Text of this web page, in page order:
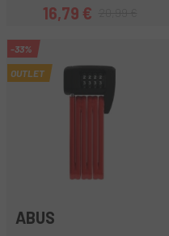
Preis
16,79 €Regulärer Preis
-33%
OUTLET
ABUS